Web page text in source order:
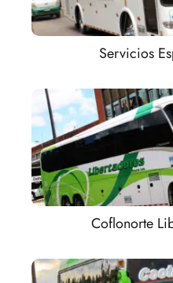
Servicios
Coflonorte